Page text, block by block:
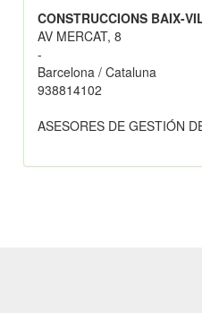
CONSTRUCCIONS BAIX-
AV MERCAT, 8
-
Barcelona / Cataluna
938814102
ASESORES DE GESTIÓN